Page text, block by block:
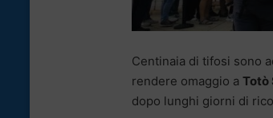
Centinaia di tifosi sono
rendere omaggio a Totò
dopo lunghi giorni di